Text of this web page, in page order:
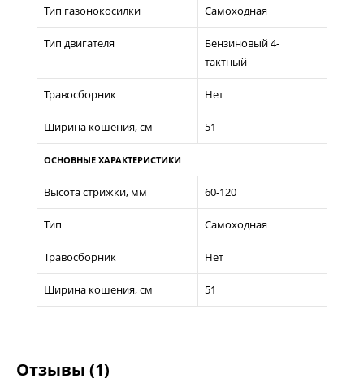
Тип газонокосилки Самоходная
Тип двигателя
Бензиновый 4-
тактный
Травосборник Нет
Ширина кошения, см 51
ОСНОВНЫЕ ХАРАКТЕРИСТИКИ
Высота стрижки, мм 60-120
Тип Самоходная
Травосборник Нет
Ширина кошения, см 51
Отзывы (1)